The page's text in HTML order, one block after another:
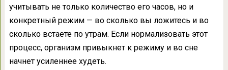
учитывать не только количество его часов, но и
конкретный режим — во сколько вы ложитесь и во
сколько встаете по утрам. Если нормализовать этот
процесс, организм привыкнет к режиму и во сне
начнет усиленнее худеть.